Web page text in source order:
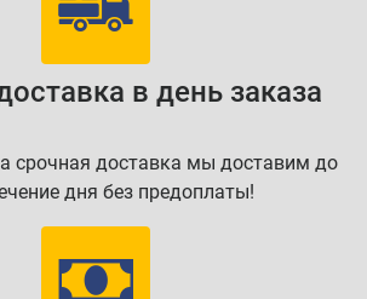
в день заказа
срочная доставка мы доставим до
дня без предоплаты!